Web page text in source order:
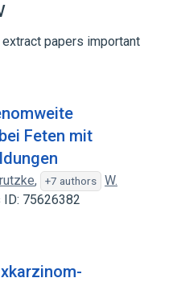
papers important
Feten mit
, +7 authors
W.
ID: 75626382